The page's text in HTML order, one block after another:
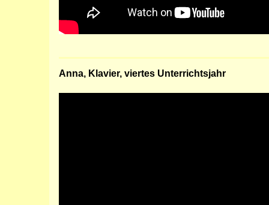
Anna, Klavier, viertes Unterrichtsjahr